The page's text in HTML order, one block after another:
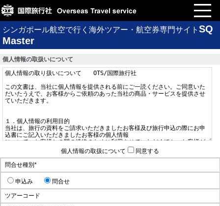
シンガポール航空で行く海外ツアー・航空券専門サイト SQ
Master
個人情報の取扱いについて
個人情報の取扱について
同意する
問合せ種別 *
申込み 問合せ
ツアーコード